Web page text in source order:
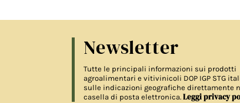
Newsletter
Tutte le principali informazioni sui prodotti
agroalimentari e vitivinicoli DOP IGP STG
sulle indicazioni geografiche direttamente
casella di posta elettronica. Leggi privacy